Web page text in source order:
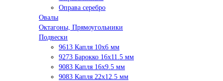
Оправа серебро
Овалы
Октагоны, Прямоугольники
Подвески
9613 Капля 10х6 мм
9273 Барокко 16x11.5 мм
9083 Капля 16x9.5 мм
9083 Капля 22x12.5 мм